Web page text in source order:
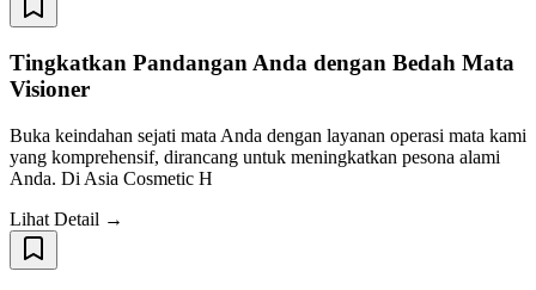
Tingkatkan Pandangan Anda dengan Bedah Mata
Visioner
Buka keindahan sejati mata Anda dengan layanan operasi mata kami
yang komprehensif, dirancang untuk meningkatkan pesona alami
Anda. Di Asia Cosmetic H
Lihat Detail →